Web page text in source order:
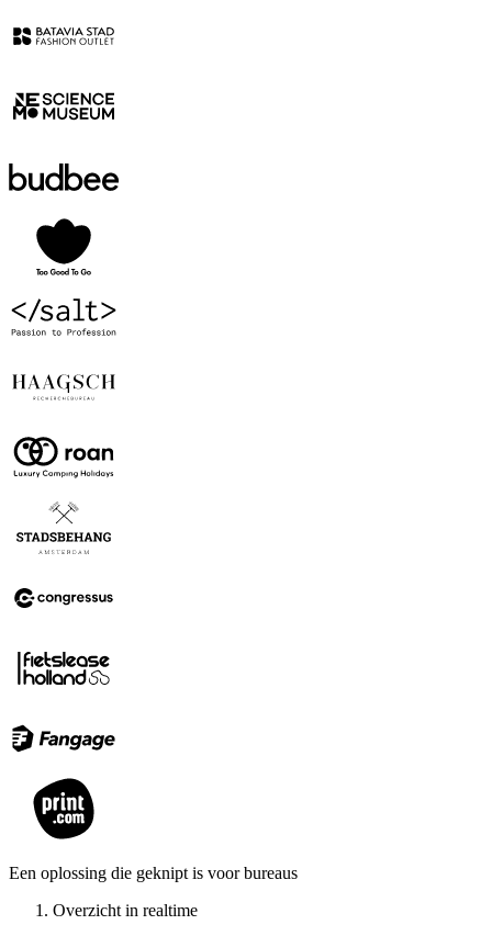
Een oplossing die geknipt is voor bureaus
Overzicht in realtime